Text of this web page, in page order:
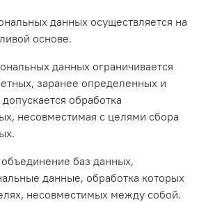
данных осуществляется на
основе.
данных ограничивается
заранее определенных и
обработка
несовместимая с целями сбора
баз данных,
данные, обработка которых
несовместимых между собой.